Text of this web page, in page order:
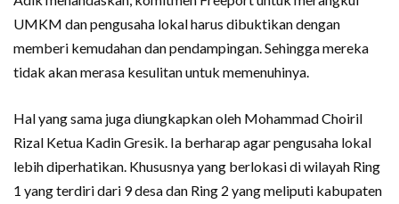
UMKM dan pengusaha lokal harus dibuktikan dengan
memberi kemudahan dan pendampingan. Sehingga mereka
tidak akan merasa kesulitan untuk memenuhinya.
Hal yang sama juga diungkapkan oleh Mohammad Choiril
Rizal Ketua Kadin Gresik. Ia berharap agar pengusaha lokal
lebih diperhatikan. Khususnya yang berlokasi di wilayah Ring
1 yang terdiri dari 9 desa dan Ring 2 yang meliputi kabupaten